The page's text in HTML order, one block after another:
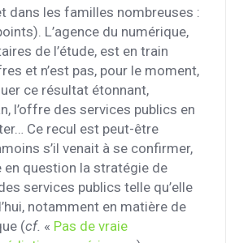
dans les familles nombreuses :
L’agence du numérique,
de l’étude, est en train
et n’est pas, pour le moment,
ce résultat étonnant,
l’offre des services publics en
Ce recul est peut-être
s’il venait à se confirmer,
question la stratégie de
services publics telle qu’elle
notamment en matière de
(cf. « Pas de vraie